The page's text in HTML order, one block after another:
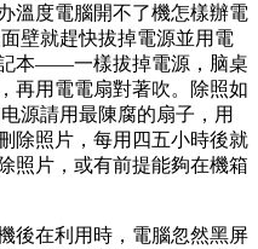
办溫度電腦開不了機怎樣辦電
反面壁就趕快拔掉電源並用電
本——一樣拔掉電源，脑桌
用電電扇對著吹。除照如
源請用最陳腐的扇子 ，用
除照片，每用四五小時後就
片 ，或有前提能夠在機箱
在利用時，電腦忽然黑屏 